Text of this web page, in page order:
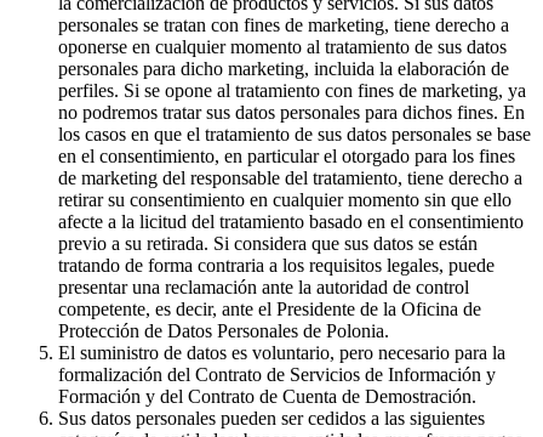
personales se tratan con fines de marketing, tiene derecho a
oponerse en cualquier momento al tratamiento de sus datos
personales para dicho marketing, incluida la elaboración de
perfiles. Si se opone al tratamiento con fines de marketing, ya
no podremos tratar sus datos personales para dichos fines. En
los casos en que el tratamiento de sus datos personales se base
en el consentimiento, en particular el otorgado para los fines
de marketing del responsable del tratamiento, tiene derecho a
retirar su consentimiento en cualquier momento sin que ello
afecte a la licitud del tratamiento basado en el consentimiento
previo a su retirada. Si considera que sus datos se están
tratando de forma contraria a los requisitos legales, puede
presentar una reclamación ante la autoridad de control
competente, es decir, ante el Presidente de la Oficina de
Protección de Datos Personales de Polonia.
El suministro de datos es voluntario, pero necesario para la
formalización del Contrato de Servicios de Información y
Formación y del Contrato de Cuenta de Demostración.
Sus datos personales pueden ser cedidos a las siguientes